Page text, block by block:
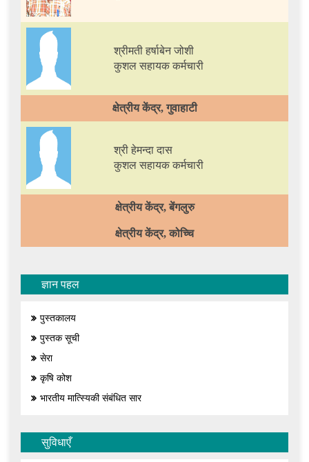
श्रीमती हर्षाबेन जोशी
कुशल सहायक कर्मचारी
क्षेत्रीय केंद्र, गुवाहाटी
श्री हेमन्दा दास
कुशल सहायक कर्मचारी
क्षेत्रीय केंद्र, बेंगलुरु
क्षेत्रीय केंद्र, कोच्चि
ज्ञान पहल
पुस्तकालय
पुस्तक सूची
सेरा
कृषि कोश
भारतीय मात्स्यिकी संबंधित सार
सुविधाएँ